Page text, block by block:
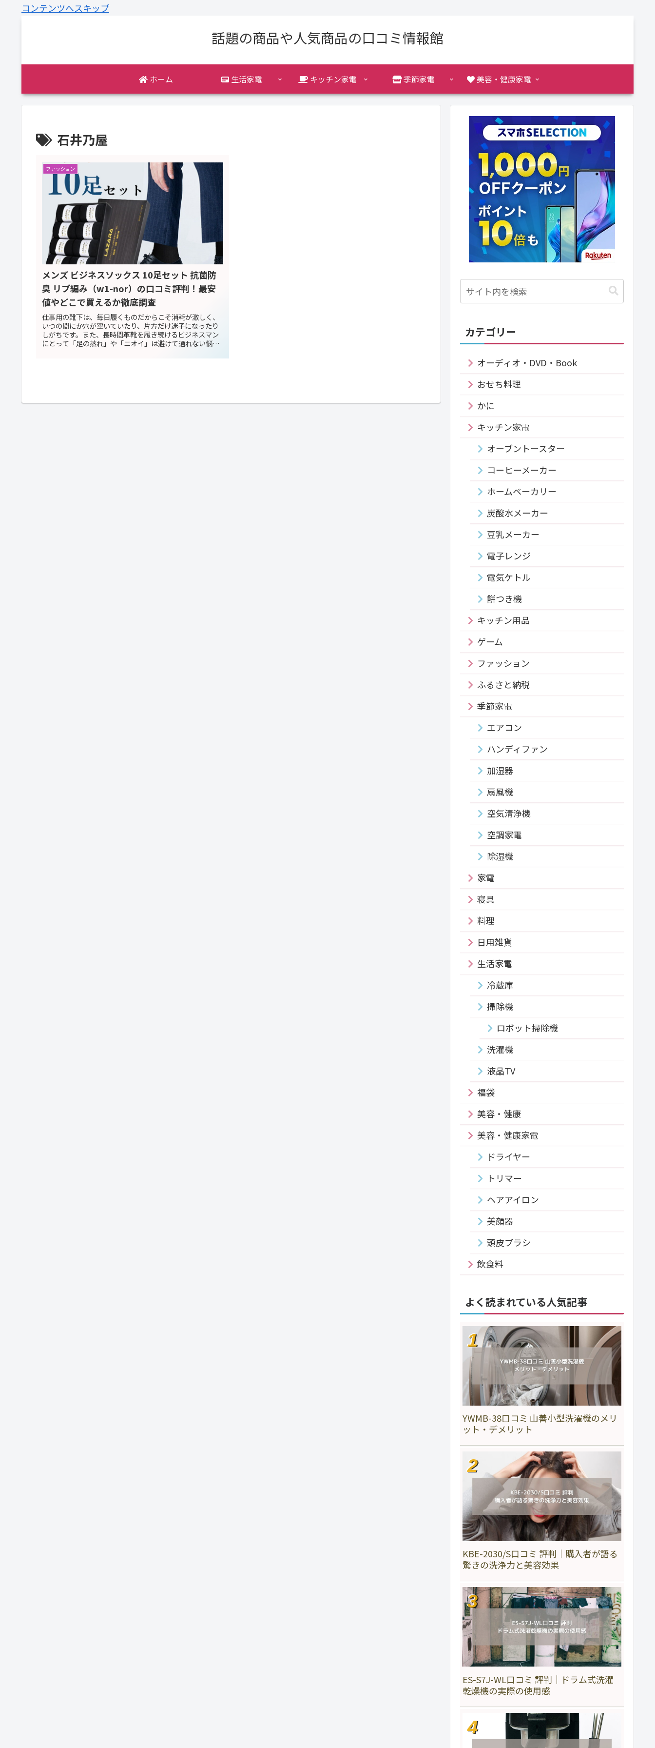
コンテンツへスキップ
話題の商品や人気商品の口コミ情報館
ホーム 生活家電 キッチン家電 季節家電 美容・健康家電
石井乃屋
ファッション
メンズ ビジネスソックス 10足セット 抗菌防
臭 リブ編み（w1-nor）の口コミ評判！最安
値やどこで買えるか徹底調査
仕事用の靴下は、毎日履くものだからこそ消耗が激しく、
いつの間にか穴が空いていたり、片方だけ迷子になったり
しがちです。また、長時間革靴を履き続けるビジネスマン
にとって「足の蒸れ」や「ニオイ」は避けて通れない悩み
カテゴリー
オーディオ・DVD・Book
おせち料理
かに
キッチン家電
オーブントースター
コーヒーメーカー
ホームベーカリー
炭酸水メーカー
豆乳メーカー
電子レンジ
電気ケトル
餅つき機
キッチン用品
ゲーム
ファッション
ふるさと納税
季節家電
エアコン
ハンディファン
加湿器
扇風機
空気清浄機
空調家電
除湿機
家電
寝具
料理
日用雑貨
生活家電
冷蔵庫
掃除機
ロボット掃除機
洗濯機
液晶TV
福袋
美容・健康
美容・健康家電
ドライヤー
トリマー
ヘアアイロン
美顔器
頭皮ブラシ
飲食料
よく読まれている人気記事
YWMB-38口コミ 山善小型洗濯機のメリ
ット・デメリット
KBE-2030/S口コミ 評判｜購入者が語る
驚きの洗浄力と美容効果
ES-S7J-WL口コミ 評判｜ドラム式洗濯
乾燥機の実際の使用感